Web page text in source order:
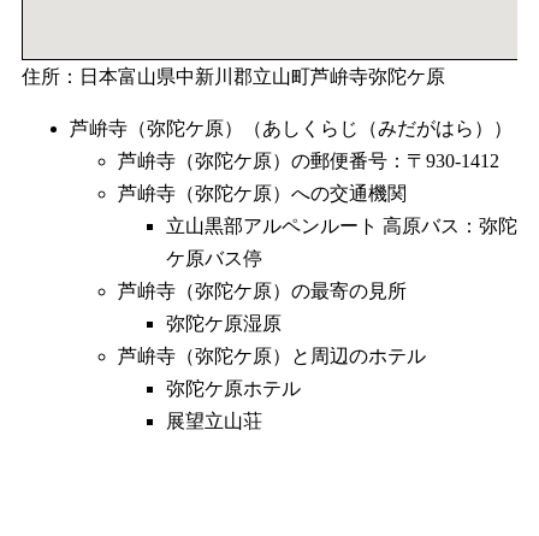
住所：日本富山県中新川郡立山町芦峅寺弥陀ケ原
芦峅寺（弥陀ケ原）（あしくらじ（みだがはら））
芦峅寺（弥陀ケ原）の郵便番号：〒930-1412
芦峅寺（弥陀ケ原）への交通機関
立山黒部アルペンルート 高原バス：弥陀
ケ原バス停
芦峅寺（弥陀ケ原）の最寄の見所
弥陀ケ原湿原
芦峅寺（弥陀ケ原）と周辺のホテル
弥陀ケ原ホテル
展望立山荘